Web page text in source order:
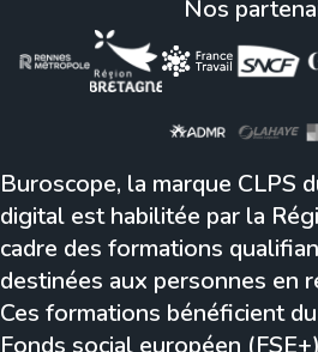
Nos
Buroscope, la marque CLPS
digital est habilitée par la
cadre des formations
destinées aux personnes en
Ces formations bénéficient